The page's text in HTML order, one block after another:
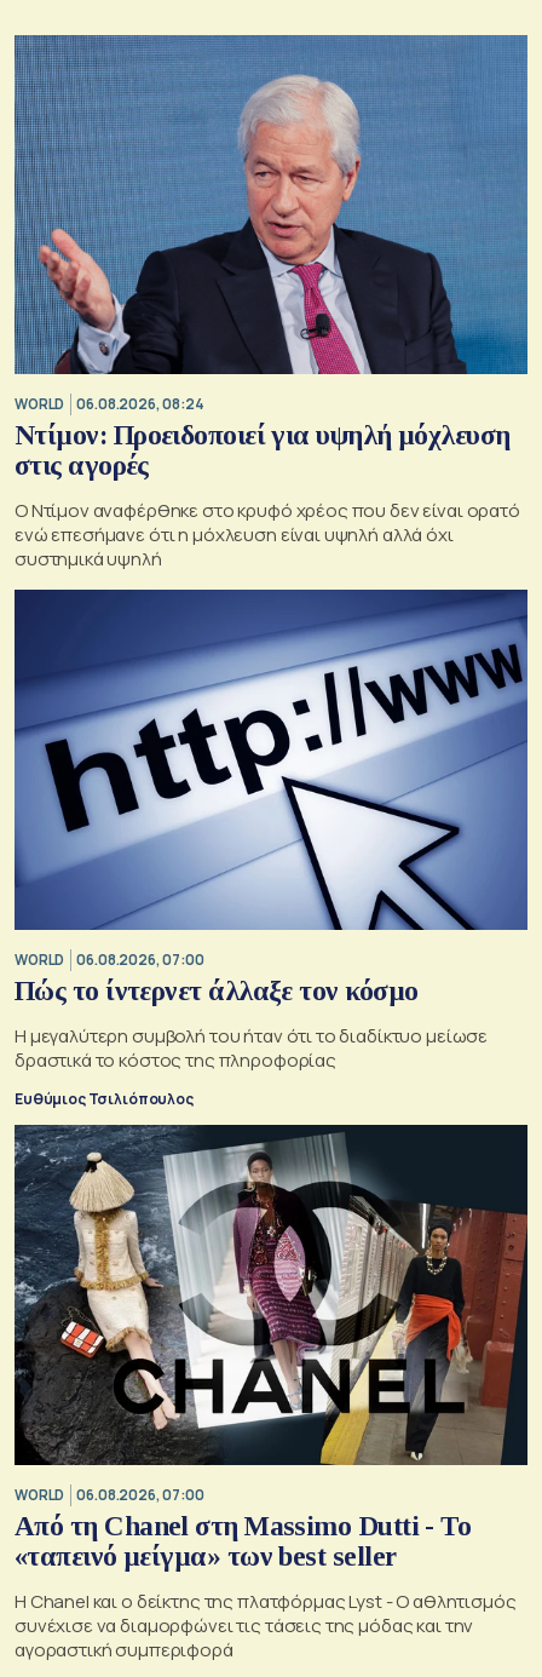
WORLD 06.08.2026, 08:24
Ντίμον: Προειδοποιεί για υψηλή μόχλευση
στις αγορές
Ο Ντίμον αναφέρθηκε στο κρυφό χρέος που δεν είναι ορατό
ενώ επεσήμανε ότι η μόχλευση είναι υψηλή αλλά όχι
συστημικά υψηλή
WORLD 06.08.2026, 07:00
Πώς το ίντερνετ άλλαξε τον κόσμο
Η μεγαλύτερη συμβολή του ήταν ότι το διαδίκτυο μείωσε
δραστικά το κόστος της πληροφορίας
Ευθύμιος Τσιλιόπουλος
WORLD 06.08.2026, 07:00
Από τη Chanel στη Massimo Dutti - Το
«ταπεινό μείγμα» των best seller
Η Chanel και ο δείκτης της πλατφόρμας Lyst - Ο αθλητισμός
συνέχισε να διαμορφώνει τις τάσεις της μόδας και την
αγοραστική συμπεριφορά